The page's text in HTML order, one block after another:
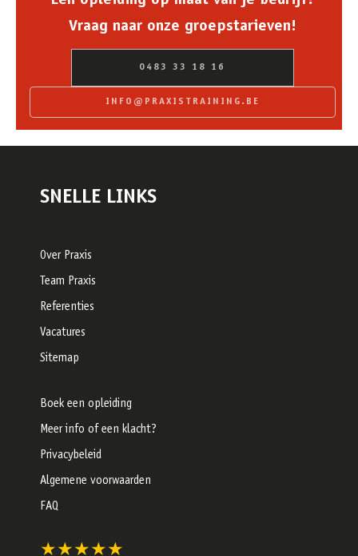
Vraag naar onze groepstarieven!
0483 33 18 16
INFO@PRAXISTRAINING.BE
SNELLE LINKS
Over Praxis
Team Praxis
Referenties
Vacatures
Sitemap
Boek een opleiding
Meer info of een klacht?
Privacybeleid
Algemene voorwaarden
FAQ
★★★★★